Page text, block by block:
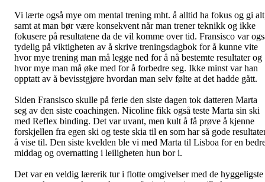
Vi lærte også mye om mental trening mht. å alltid ha fokus og gi
samt at man bør være konsekvent når man trener teknikk og ikke
fokusere på resultatene da de vil komme over tid. Fransisco var
tydelig på viktigheten av å skrive treningsdagbok for å kunne vite
hvor mye trening man må legge ned for å nå bestemte resultater og
hvor mye man må øke med for å forbedre seg. Ikke minst var han
opptatt av å bevisstgjøre hvordan man selv følte at det hadde gått.
Siden Fransisco skulle på ferie den siste dagen tok datteren Marta
seg av den siste coachingen. Nicoline fikk også teste Marta sin ski
med Reflex binding. Det var uvant, men kult å få prøve å kjenne
forskjellen fra egen ski og teste skia til en som har så gode
å vise til. Den siste kvelden ble vi med Marta til Lisboa for en
middag og overnatting i leiligheten hun bor i.
Det var en veldig lærerik tur i flotte omgivelser med de hyggeligste